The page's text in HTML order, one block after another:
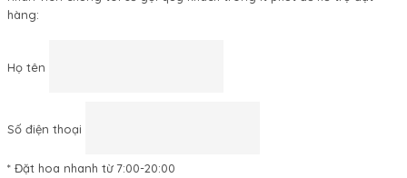
hàng:
Họ tên
Số điện thoại
* Đặt hoa nhanh từ 7:00-20:00